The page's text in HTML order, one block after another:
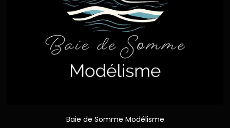
Baie de Somme Modélisme